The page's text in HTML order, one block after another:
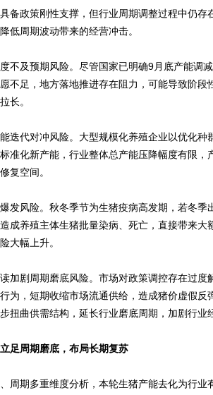
政策刚性支撑，但行业周期调整过程中仍存
低周期波动带来的经营冲击。
及预期风险。尽管国家已明确9月底产能调
不足，地方落地推进存在阻力，可能导致阶段
长。
代对冲风险。大型规模化养殖企业以优化种
准化新产能，行业整体总产能压降幅度有限
复空间。
风险。秋冬季节为生猪疫病高发期，若冬季
成养殖主体生猪批量染病、死亡，直接带来大
大幅上升。
剧周期磨底风险。市场对政策调控存在过度
为，短期收缩市场流通供给，造成猪价虚假反
扭曲供需结构，延长行业磨底周期，加剧行业
周期磨底，布局长期复苏
期多重维度分析，本轮生猪产能去化为行业